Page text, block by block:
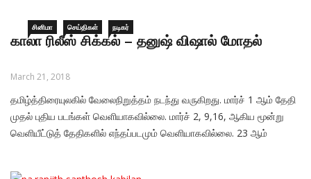
சினிமா செய்திகள் நடிகர்
காலா ரிலீஸ் சிக்கல் – தனுஷ் விஷால் மோதல்
March 21, 2018
தமிழ்த்திரையுலகில் வேலைநிறுத்தம் நடந்து வருகிறது. மார்ச் 1 ஆம் தேதி
முதல் புதிய படங்கள் வெளியாகவில்லை. மார்ச் 2, 9,16, ஆகிய மூன்று
வெளியீட்டுத் தேதிகளில் எந்தப்படமும் வெளியாகவில்லை. 23 ஆம்